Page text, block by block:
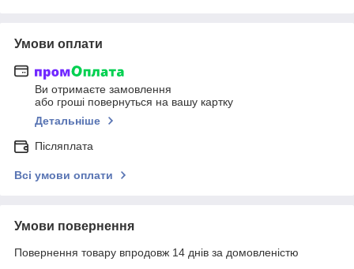
Умови оплати
Ви отримаєте замовлення
або гроші повернуться на вашу картку
Детальніше
Післяплата
Всі умови оплати
Умови повернення
Повернення товару впродовж 14 днів за домовленістю